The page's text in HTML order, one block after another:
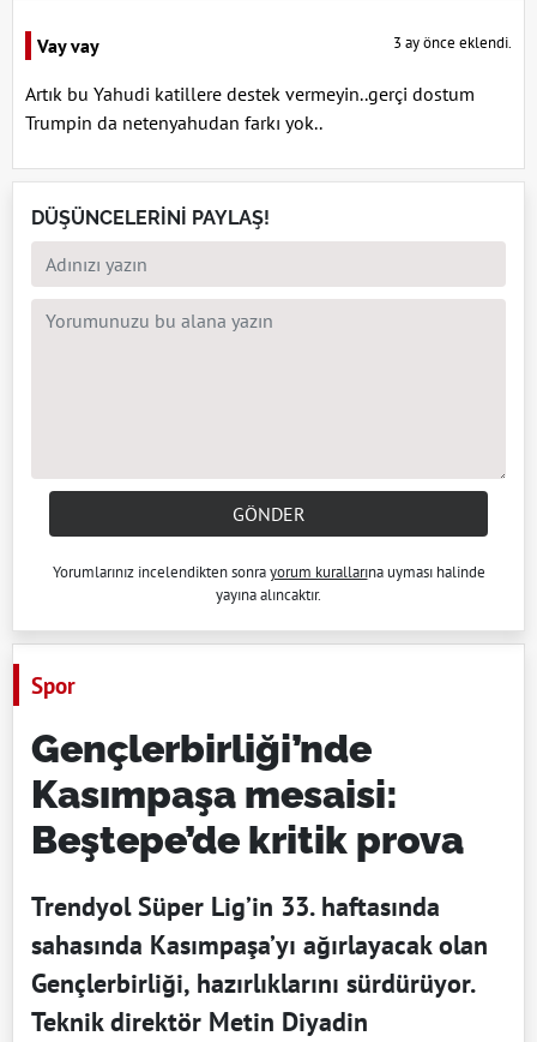
Vay vay 3 ay önce eklendi.
Artık bu Yahudi katillere destek vermeyin..gerçi dostum
Trumpin da netenyahudan farkı yok..
DÜŞÜNCELERİNİ PAYLAŞ!
GÖNDER
Yorumlarınız incelendikten sonrayorum kurallarına uyması halinde
yayına alıncaktır.
Spor
Gençlerbirliği’nde
Kasımpaşa mesaisi:
Beştepe’de kritik prova
Trendyol Süper Lig’in 33. haftasında
sahasında Kasımpaşa’yı ağırlayacak olan
Gençlerbirliği, hazırlıklarını sürdürüyor.
Teknik direktör Metin Diyadin